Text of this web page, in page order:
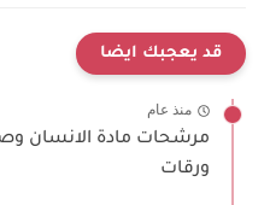
قد يعجبك ايضا
منذ عام
ورقات